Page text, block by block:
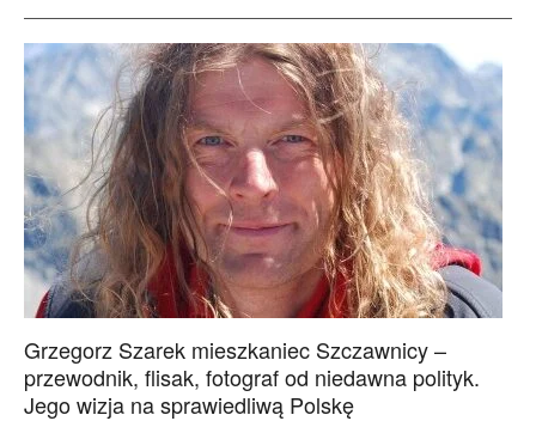
Grzegorz Szarek mieszkaniec Szczawnicy –
przewodnik, flisak, fotograf od niedawna polityk.
Jego wizja na sprawiedliwą Polskę